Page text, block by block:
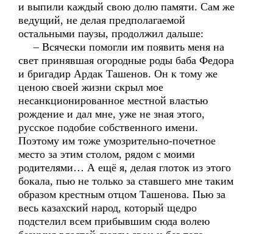
и выпили каждый свою долю памяти. Сам же
ведущий, не делая предполагаемой
остальными паузы, продолжил дальше:
– Всячески помогли им появить меня на
свет принявшая огородные роды баба Федора
и бригадир Ардак Ташенов. Он к тому же
ценою своей жизни скрыл мое
несанкционированное местной властью
рождение и дал мне, уже не зная этого,
русское подобие собственного имени.
Поэтому им тоже умозрительно-почетное
место за этим столом, рядом с моими
родителями… А ещё я, делая глоток из этого
бокала, пью не только за ставшего мне таким
образом крестным отцом Ташенова. Пью за
весь казахский народ, который щедро
подстелил всем прибывшим сюда волею